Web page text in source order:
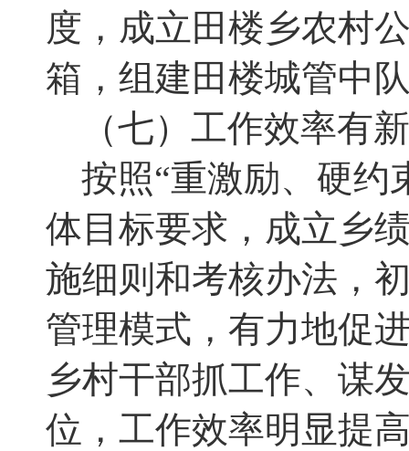
度 ， 成立田楼乡农村
箱 ， 组建田楼城管中
（七）工作效率有
按照“重激励、硬约
体目标要求 ， 成立乡
施细则和考核办法 ，
管理模式 ， 有力地促
乡村干部抓工作、谋
位，工作效率明显提